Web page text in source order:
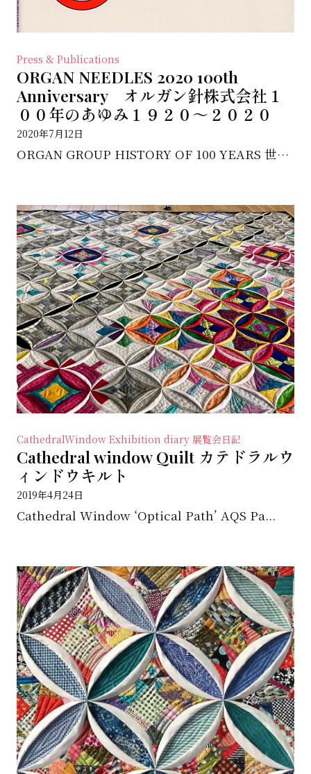
Press & Publications
ORGAN NEEDLES 2020 100th
Anniversary オルガン針株式会社１
００年のあゆみ１９２０～２０２０
2020年7月12日
ORGAN GROUP HISTORY OF 100 YEARS 世界の暮らしにつながる「一本の針」...
CathedralWindow Exhibition diary 展覧会日記
Cathedral window Quilt カテドラルウ
ィンドウキルト
2019年4月24日
Cathedral Window ‘Optical Path’ AQS Pa...